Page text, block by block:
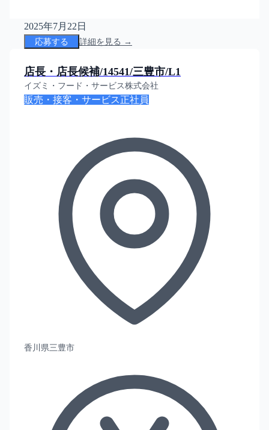
2025年7月22日
応募する 詳細を見る →
店長・店長候補/14541/三豊市/L1
イズミ・フード・サービス株式会社
販売・接客・サービス 正社員
香川県三豊市